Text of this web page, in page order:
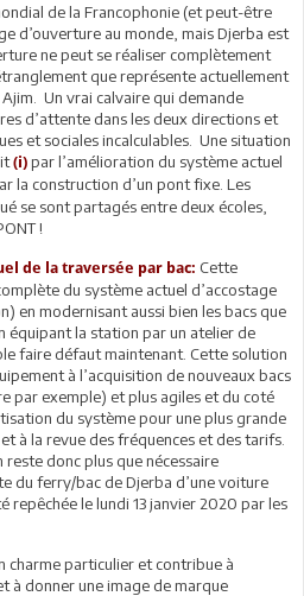
de la Francophonie (et peut-être
d’ouverture au monde, mais Djerba est
ne peut se réaliser complètement
que représente actuellement
Ajim. Un vrai calvaire qui demande
d’attente dans les deux directions et
et sociales incalculables. Une situation
(i) par l’amélioration du système actuel
la construction d’un pont fixe. Les
se sont partagés entre deux écoles,
!
de la traversée par bac: Cette
du système actuel d’accostage
en modernisant aussi bien les bacs que
équipant la station par un atelier de
faire défaut maintenant. Cette solution
à l’acquisition de nouveaux bacs
par exemple) et plus agiles et du coté
du système pour une plus grande
à la revue des fréquences et des tarifs.
donc plus que nécessaire
du ferry/bac de Djerba d’une voiture
repêchée le lundi 13 janvier 2020 par les
charme particulier et contribue à
à donner une image de marque